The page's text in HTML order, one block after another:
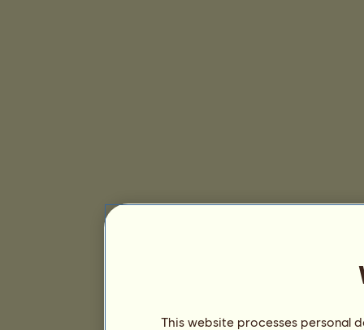
This website processes personal